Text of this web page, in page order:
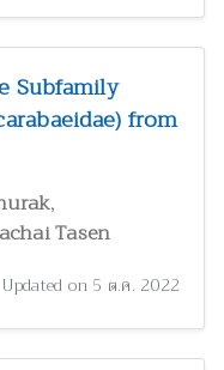
Subfamily
from
,
Tasen
Updated on 5 ต.ค. 2022